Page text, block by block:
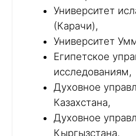
Университет
(Карачи),
Университет
Египетское
исследованиям,
Духовное
Казахстана,
Духовное
Кыргызстана,